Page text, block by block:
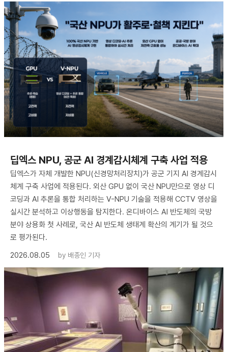
딥엑스 NPU, 공군 AI 경계감시체계 구축 사업 적용
딥엑스가 자체 개발한 NPU(신경망처리장치)가 공군 기지 AI 경계감시
체계 구축 사업에 적용된다. 외산 GPU 없이 국산 NPU만으로 영상 디
코딩과 AI 추론을 통합 처리하는 V-NPU 기술을 적용해 CCTV 영상을
실시간 분석하고 이상행동을 탐지한다. 온디바이스 AI 반도체의 국방
분야 상용화 첫 사례로, 국산 AI 반도체 생태계 확산의 계기가 될 것으
로 평가된다.
2026.08.05
by 배종인 기자